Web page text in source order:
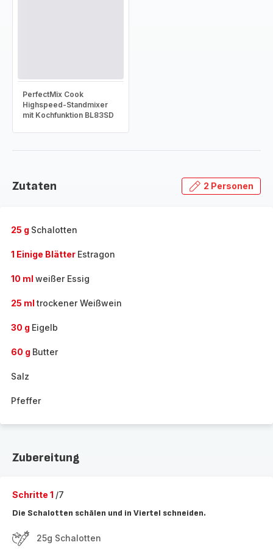
PerfectMix Cook
Highspeed-Standmixer
mit Kochfunktion BL83SD
Zutaten 2 Personen
25 g Schalotten
1 Einige Blätter Estragon
10 ml weißer Essig
25 ml trockener Weißwein
30 g Eigelb
60 g Butter
Salz
Pfeffer
Zubereitung
Schritte 1 /7
Die Schalotten schälen und in Viertel schneiden.
25g Schalotten